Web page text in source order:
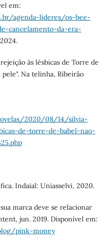
em:
agenda-lideres/os-bee-
cancelamento-da-era-
às lésbicas de Torre de
Na telinha, Ribeirão
2020/08/14/silvia-
de-torre-de-babel-nao-
Indaial: Uniasselvi, 2020.
marca deve se relacionar
jun. 2019. Disponível em:
pink-money